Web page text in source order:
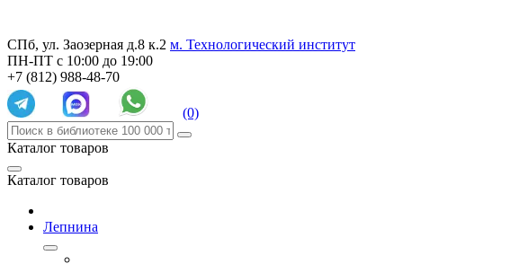
СПб, ул. Заозерная д.8 к.2 м. Технологический институт
ПН-ПТ с 10:00 до 19:00
+7 (812) 988-48-70
(0)
Каталог товаров
Каталог товаров
Лепнина